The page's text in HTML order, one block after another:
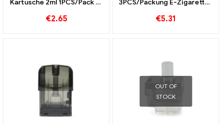
Kartusche 2ml 1PCS/Pack E-
Custom
€2.65
3PCS/Packung E-Zigaretten
€5.31
OUT OF
STOCK